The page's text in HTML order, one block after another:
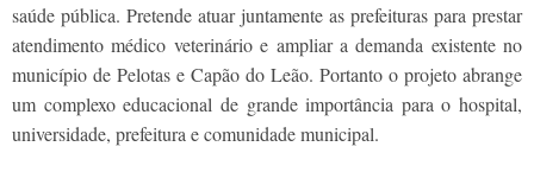
saúde pública. Pretende atuar juntamente as prefeituras para prestar
atendimento médico veterinário e ampliar a demanda existente no
município de Pelotas e Capão do Leão. Portanto o projeto abrange
um complexo educacional de grande importância para o hospital,
universidade, prefeitura e comunidade municipal.